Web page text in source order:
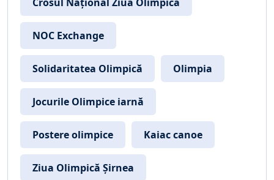
NOC Exchange
Solidaritatea Olimpică Olimpia
Jocurile Olimpice iarnă
Postere olimpice Kaiac canoe
Ziua Olimpică Șirnea